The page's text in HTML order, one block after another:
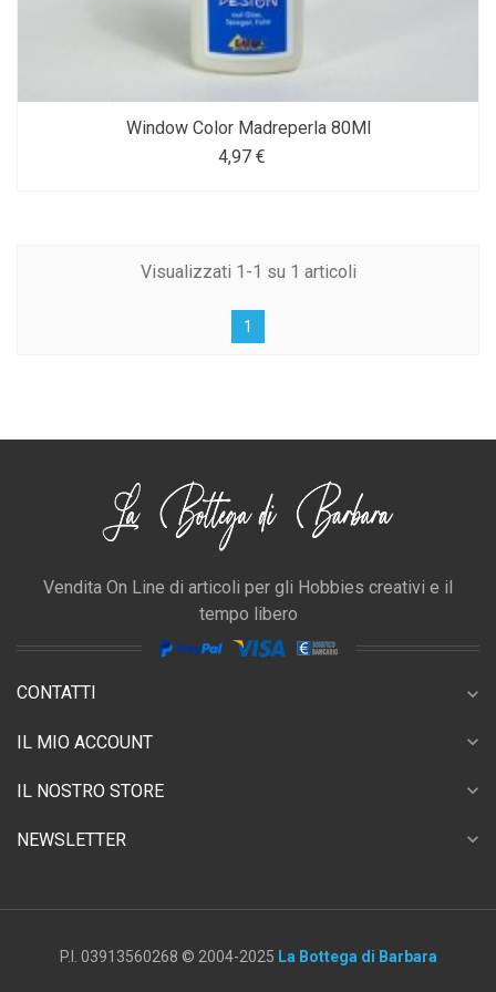
Window Color Madreperla 80Ml
4,97 €
Visualizzati 1-1 su 1 articoli
1
Vendita On Line di articoli per gli Hobbies creativi e il
tempo libero
CONTATTI expand_more
IL MIO ACCOUNT expand_more
IL NOSTRO STORE expand_more
NEWSLETTER expand_more
P.I. 03913560268 © 2004-2025 La Bottega di Barbara